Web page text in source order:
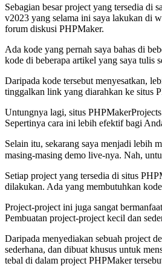
Sebagian besar project yang tersedia di
v2023 yang selama ini saya lakukan di
forum diskusi PHPMaker.
Ada kode yang pernah saya bahas di
kode di beberapa artikel yang saya tulis
Daripada kode tersebut menyesatkan,
tinggalkan link yang diarahkan ke situs
Untungnya lagi, situs
Sepertinya cara ini lebih efektif bagi
Selain itu, sekarang saya menjadi lebih
masing-masing demo live-nya. Nah,
Setiap project yang tersedia di situs
dilakukan. Ada yang membutuhkan
Project-project ini juga sangat
Pembuatan project-project kecil dan
Daripada menyediakan sebuah project
sederhana, dan dibuat khusus untuk
tebal di dalam project PHPMaker